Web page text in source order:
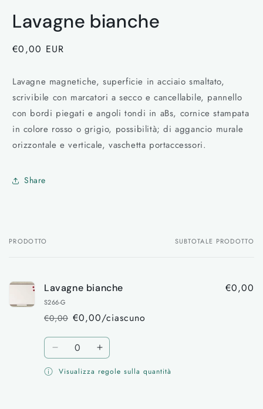
multimediali
1
finestra
modale
Lavagne bianche
Prezzo
listino
€0,00 EUR
Lavagne magnetiche, superficie in acciaio smaltato,
scrivibile con marcatori a secco e cancellabile, pannello
con bordi piegati e angoli tondi in aBs, cornice stampata
in colore rosso o grigio, possibilità; di aggancio murale
orizzontale e verticale, vaschetta portaccessori.
Share
Il
PRODOTTO SUBTOTALE PRODOTTO
Lavagne bianche
S266-G
Prezzo
di
listino
€0,00
Prezzo
scontato
€0,00/ciascuno
€0,00
Quantità
Diminuisci
per
Aumenta
per
Visualizza regole sulla quantità